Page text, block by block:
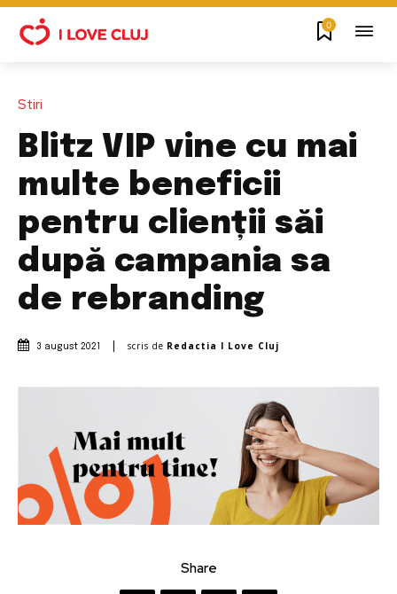
0
Stiri
Blitz VIP vine cu mai
multe beneficii
pentru clienții săi
după campania sa
de rebranding
3 august 2021 scris de Redactia I Love Cluj
Share